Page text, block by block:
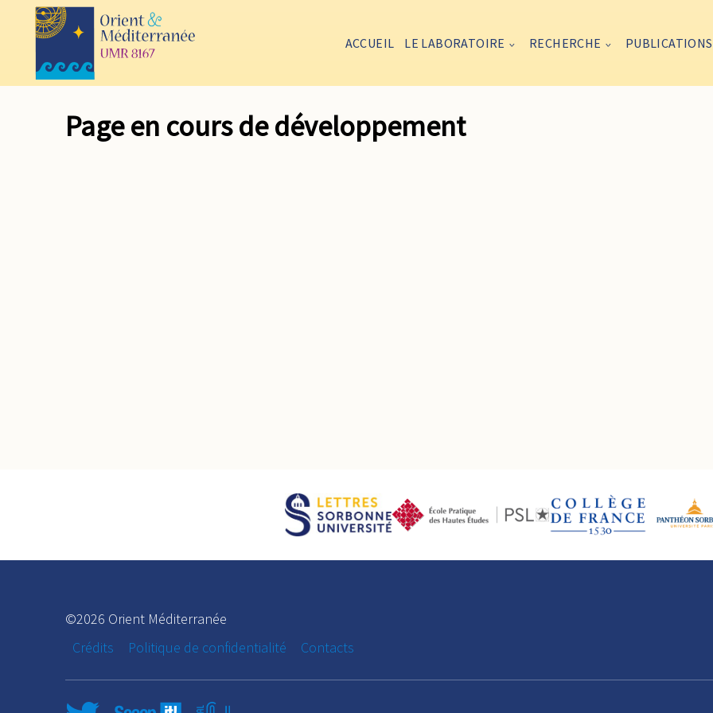
ACCUEIL LE LABORATOIRE RECHERCHE PUBLICATIONS
Page en cours de développement
©2026 Orient Méditerranée
Crédits
Politique de confidentialité Contacts